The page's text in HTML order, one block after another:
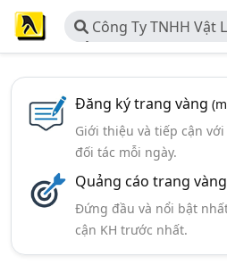
Công Ty TNHH Vật
Bảo Hộ Lao Động
Đăng ký trang vàng
Giới thiệu và tiếp cận
đối tác mỗi ngày.
Quảng cáo trang vàng
Đứng đầu và nổi bật
cận KH trước nhất.